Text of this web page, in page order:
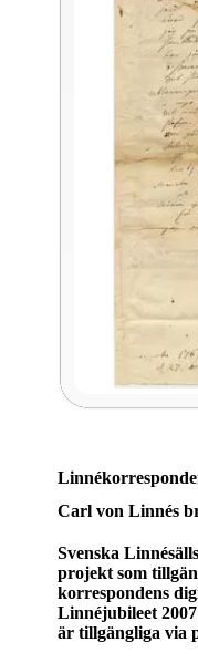
Carl von Linnés
Svenska
projekt som
korrespondens
Linnéjubileet
är tillgängliga via